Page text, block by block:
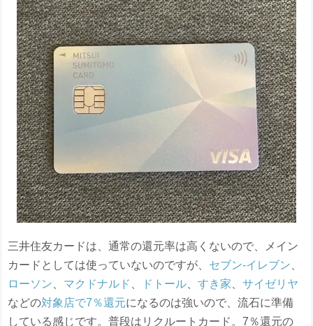
三井住友カードは、通常の還元率は高くないので、メイン
カードとしては使っていないのですが、 セブン-イレブン
ローソン
マクドナルド ドトール 、すき家 、サイゼリヤ
などの対象店で7％還元になるのは強いので、流石に準備
している感じです。普段はリクルートカード。7％還元の